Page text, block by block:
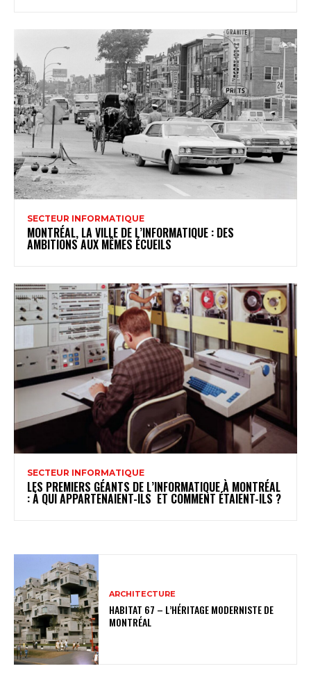
SECTEUR INFORMATIQUE
MONTRÉAL, LA VILLE DE L’INFORMATIQUE : DES
AMBITIONS AUX MÊMES ÉCUEILS
SECTEUR INFORMATIQUE
LES PREMIERS GÉANTS DE L’INFORMATIQUE À MONTRÉAL
: À QUI APPARTENAIENT-ILS ET COMMENT ÉTAIENT-ILS ?
ARCHITECTURE
HABITAT 67 – L’HÉRITAGE MODERNISTE DE
MONTRÉAL